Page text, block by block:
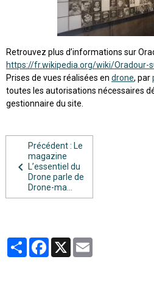
Retrouvez plus d’informations sur
https://fr.wikipedia.org/wiki/Oradour-
Prises de vues réalisées en drone, par
toutes les autorisations nécessaires
gestionnaire du site.
Précédent : Le
magazine
L’essentiel du
Drone parle de
Drone-ma...
PartagerFacebook
X